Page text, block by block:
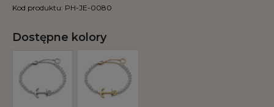
Kod produktu: PH-JE-0080
Dostępne kolory